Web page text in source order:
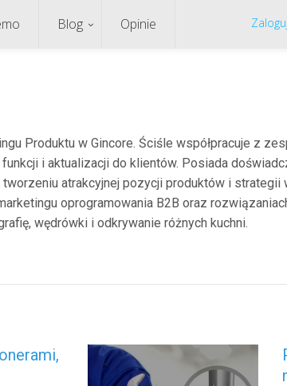
Blog Opinie
Produktu w Gincore. Ściśle współpracuje z
i aktualizacji do klientów. Posiada
atrakcyjnej pozycji produktów i strategii
oprogramowania B2B oraz
wędrówki i odkrywanie różnych kuchni.